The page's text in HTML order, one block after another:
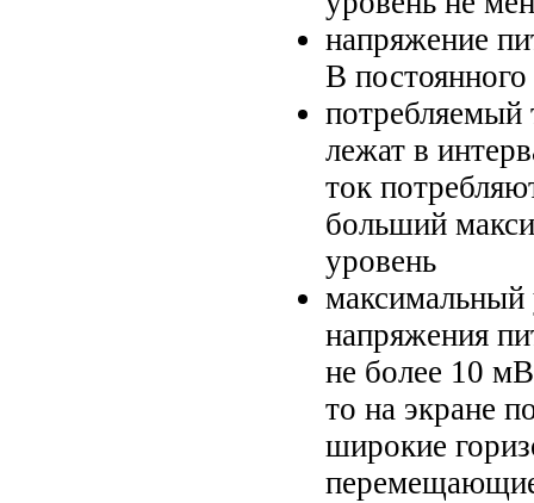
напряжение
В
лежат в
ток
больший
уровень
максимальный
напряжения
не более 10
то на экране
широкие